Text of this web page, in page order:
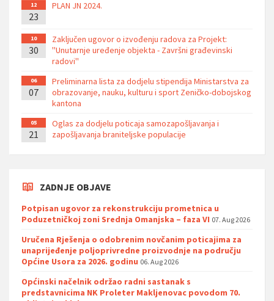
12
23
PLAN JN 2024.
10
30
Zaključen ugovor o izvođenju radova za Projekt:
''Unutarnje uređenje objekta - Završni građevinski
radovi''
06
07
Preliminarna lista za dodjelu stipendija Ministarstva za
obrazovanje, nauku, kulturu i sport Zeničko-dobojskog
kantona
05
21
Oglas za dodjelu poticaja samozapošljavanja i
zapošljavanja braniteljske populacije
ZADNJE OBJAVE
Potpisan ugovor za rekonstrukciju prometnica u
Poduzetničkoj zoni Srednja Omanjska – faza VI 07. Aug 2026
Uručena Rješenja o odobrenim novčanim poticajima za
unaprijeđenje poljoprivredne proizvodnje na području
Općine Usora za 2026. godinu 06. Aug 2026
Općinski načelnik održao radni sastanak s
predstavnicima NK Proleter Makljenovac povodom 70.